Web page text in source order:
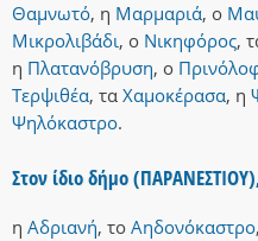
Θαμνωτό, η Μαρμαριά, ο
Μικρολιβάδι, ο Νικηφόρος,
η Πλατανόβρυση, ο
Τερψιθέα, τα Χαμοκέρασα, η
Ψηλόκαστρο.
Στον ίδιο δήμο
η Αδριανή, το Αηδονόκαστρο,